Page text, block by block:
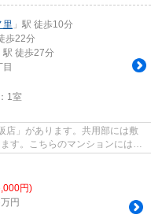
里 」駅 徒歩10分
歩22分
駅 徒歩27分
目
1室
店」があります。共用部には敷
す。こちらのマンションには自
円)
円